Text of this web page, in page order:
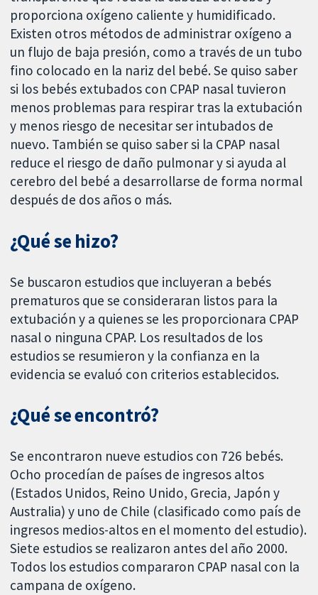
proporciona oxígeno caliente y humidificado.
Existen otros métodos de administrar oxígeno a
un flujo de baja presión, como a través de un tubo
fino colocado en la nariz del bebé. Se quiso saber
si los bebés extubados con CPAP nasal tuvieron
menos problemas para respirar tras la extubación
y menos riesgo de necesitar ser intubados de
nuevo. También se quiso saber si la CPAP nasal
reduce el riesgo de daño pulmonar y si ayuda al
cerebro del bebé a desarrollarse de forma normal
después de dos años o más.
¿Qué se hizo?
Se buscaron estudios que incluyeran a bebés
prematuros que se consideraran listos para la
extubación y a quienes se les proporcionara CPAP
nasal o ninguna CPAP. Los resultados de los
estudios se resumieron y la confianza en la
evidencia se evaluó con criterios establecidos.
¿Qué se encontró?
Se encontraron nueve estudios con 726 bebés.
Ocho procedían de países de ingresos altos
(Estados Unidos, Reino Unido, Grecia, Japón y
Australia) y uno de Chile (clasificado como país de
ingresos medios-altos en el momento del estudio).
Siete estudios se realizaron antes del año 2000.
Todos los estudios compararon CPAP nasal con la
campana de oxígeno.